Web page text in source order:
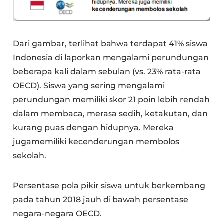
Dari gambar, terlihat bahwa terdapat 41% siswa
Indonesia di laporkan mengalami perundungan
beberapa kali dalam sebulan (vs. 23% rata-rata
OECD). Siswa yang sering mengalami
perundungan memiliki skor 21 poin lebih rendah
dalam membaca, merasa sedih, ketakutan, dan
kurang puas dengan hidupnya. Mereka
jugamemiliki kecenderungan membolos
sekolah.
Persentase pola pikir siswa untuk berkembang
pada tahun 2018 jauh di bawah persentase
negara-negara OECD.